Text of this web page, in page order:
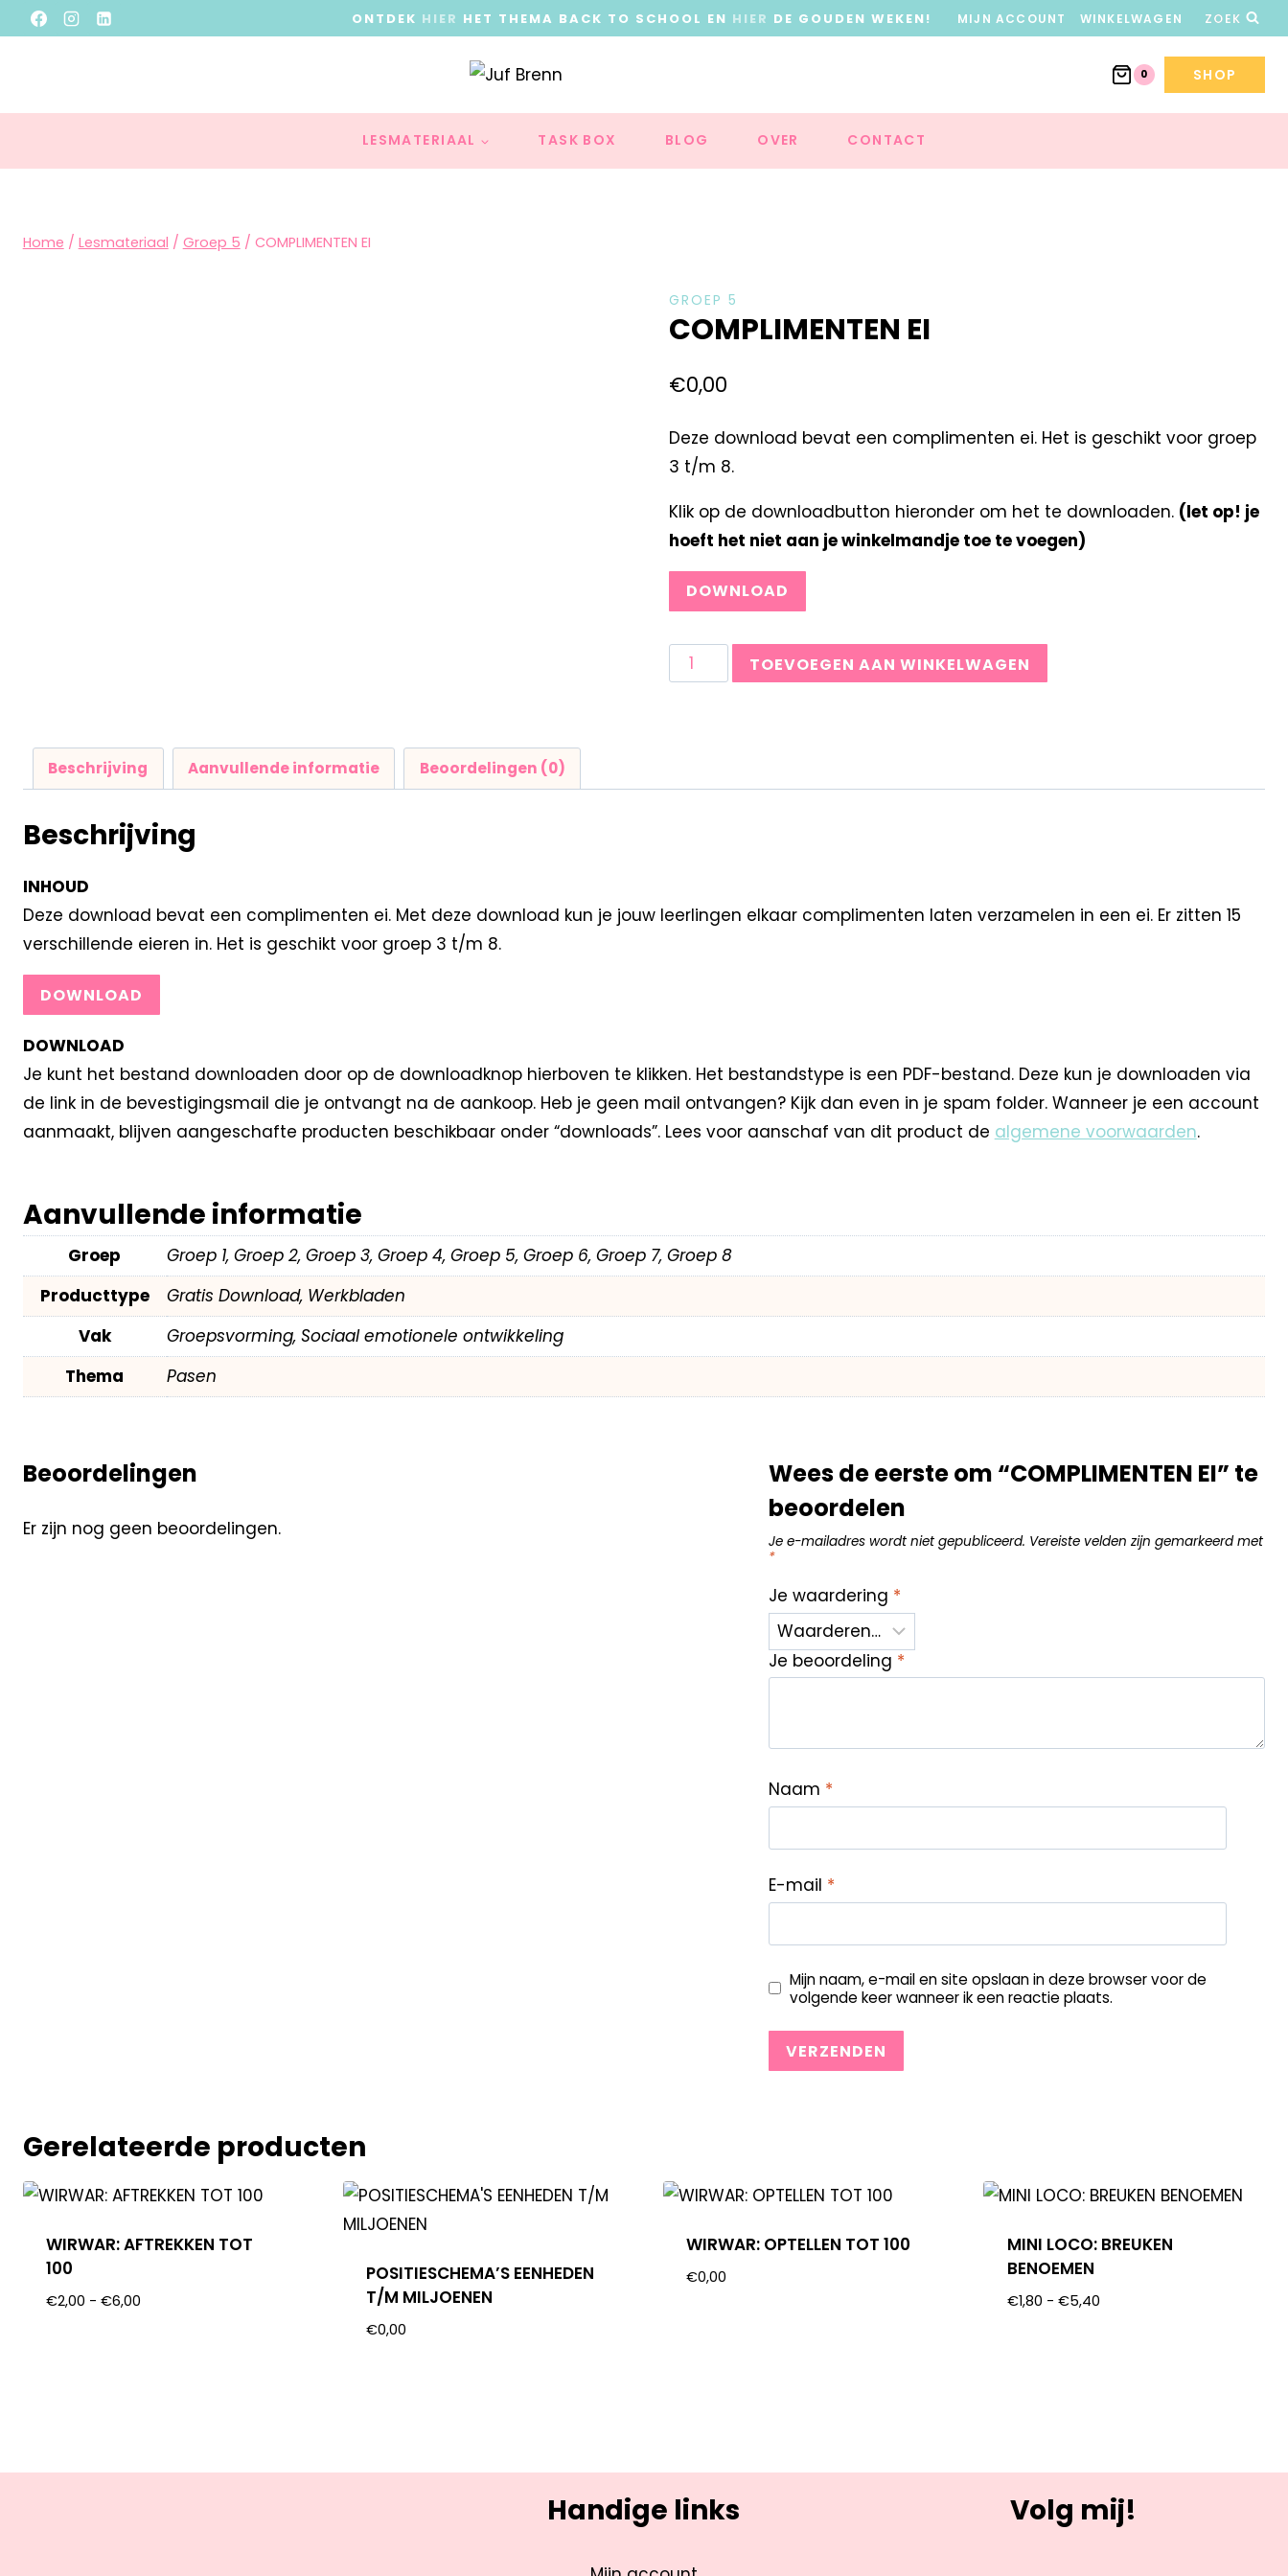
ONTDEK HIER HET THEMA BACK TO SCHOOL EN HIER DE GOUDEN WEKEN! MIJN ACCOUNT WINKELWAGEN ZOEK
0 SHOP
LESMATERIAAL TASK BOX BLOG OVER CONTACT
Home / Lesmateriaal / Groep 5 / COMPLIMENTEN EI
GROEP 5
COMPLIMENTEN EI
€0,00
Deze download bevat een complimenten ei. Het is geschikt voor groep
3 t/m 8.
Klik op de downloadbutton hieronder om het te downloaden. (let op! je
hoeft het niet aan je winkelmandje toe te voegen)
DOWNLOAD
TOEVOEGEN AAN WINKELWAGEN
Beschrijving Aanvullende informatie Beoordelingen (0)
Beschrijving
INHOUD
Deze download bevat een complimenten ei. Met deze download kun je jouw leerlingen elkaar complimenten laten verzamelen in een ei. Er zitten 15
verschillende eieren in. Het is geschikt voor groep 3 t/m 8.
DOWNLOAD
DOWNLOAD
Je kunt het bestand downloaden door op de downloadknop hierboven te klikken. Het bestandstype is een PDF-bestand. Deze kun je downloaden via
de link in de bevestigingsmail die je ontvangt na de aankoop. Heb je geen mail ontvangen? Kijk dan even in je spam folder. Wanneer je een account
aanmaakt, blijven aangeschafte producten beschikbaar onder “downloads”. Lees voor aanschaf van dit product de algemene voorwaarden.
Aanvullende informatie
Groep
Groep 1, Groep 2, Groep 3, Groep 4, Groep 5, Groep 6, Groep 7, Groep 8
Producttype
Gratis Download, Werkbladen
Vak
Groepsvorming, Sociaal emotionele ontwikkeling
Thema
Pasen
Beoordelingen
Er zijn nog geen beoordelingen.
Wees de eerste om “COMPLIMENTEN EI” te
beoordelen
Je e-mailadres wordt niet gepubliceerd. Vereiste velden zijn gemarkeerd met
*
Je waardering *
Je beoordeling *
Naam *
E-mail *
Mijn naam, e-mail en site opslaan in deze browser voor de
volgende keer wanneer ik een reactie plaats.
Gerelateerde producten
WIRWAR: AFTREKKEN TOT
100
€2,00 - €6,00
POSITIESCHEMA’S EENHEDEN
T/M MILJOENEN
€0,00
WIRWAR: OPTELLEN TOT 100
€0,00
MINI LOCO: BREUKEN
BENOEMEN
€1,80 - €5,40
Handige links Volg mij!